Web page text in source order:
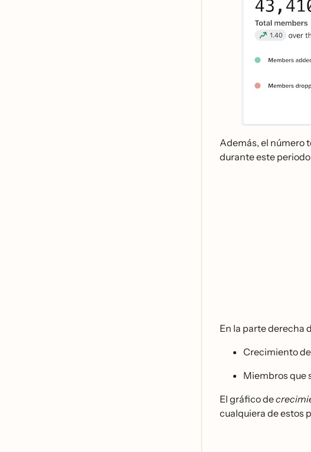
Además, el número
durante este
En la parte derecha
Crecimiento
Miembros que
El gráfico de
cualquiera de estos